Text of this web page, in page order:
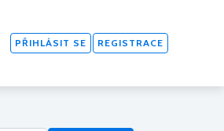
PŘIHLÁSIT SE REGISTRACE